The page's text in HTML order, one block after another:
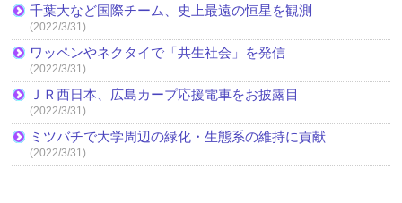
千葉大など国際チーム、史上最遠の恒星を観測
(2022/3/31)
ワッペンやネクタイで「共生社会」を発信
(2022/3/31)
ＪＲ西日本、広島カープ応援電車をお披露目
(2022/3/31)
ミツバチで大学周辺の緑化・生態系の維持に貢献
(2022/3/31)